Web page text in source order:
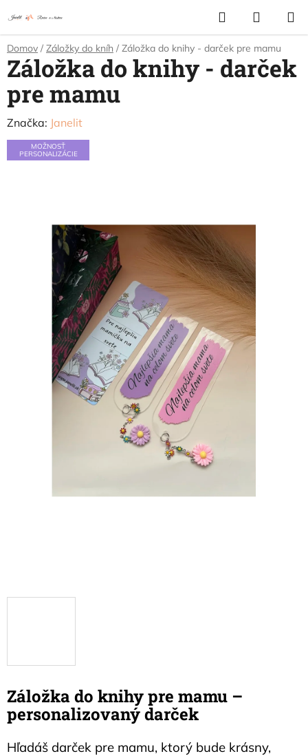
na
obsah
Hľadať
KOŠÍK
Domov / Záložky do kníh / Záložka do knihy - darček pre mamu
Záložka do knihy pre mamu –
personalizovaný darček
Hľadáš darček pre mamu, ktorý bude krásny,
Záložka do knihy - darček
pre mamu
Značka: Janelit
MOŽNOSŤ
PERSONALIZÁCIE